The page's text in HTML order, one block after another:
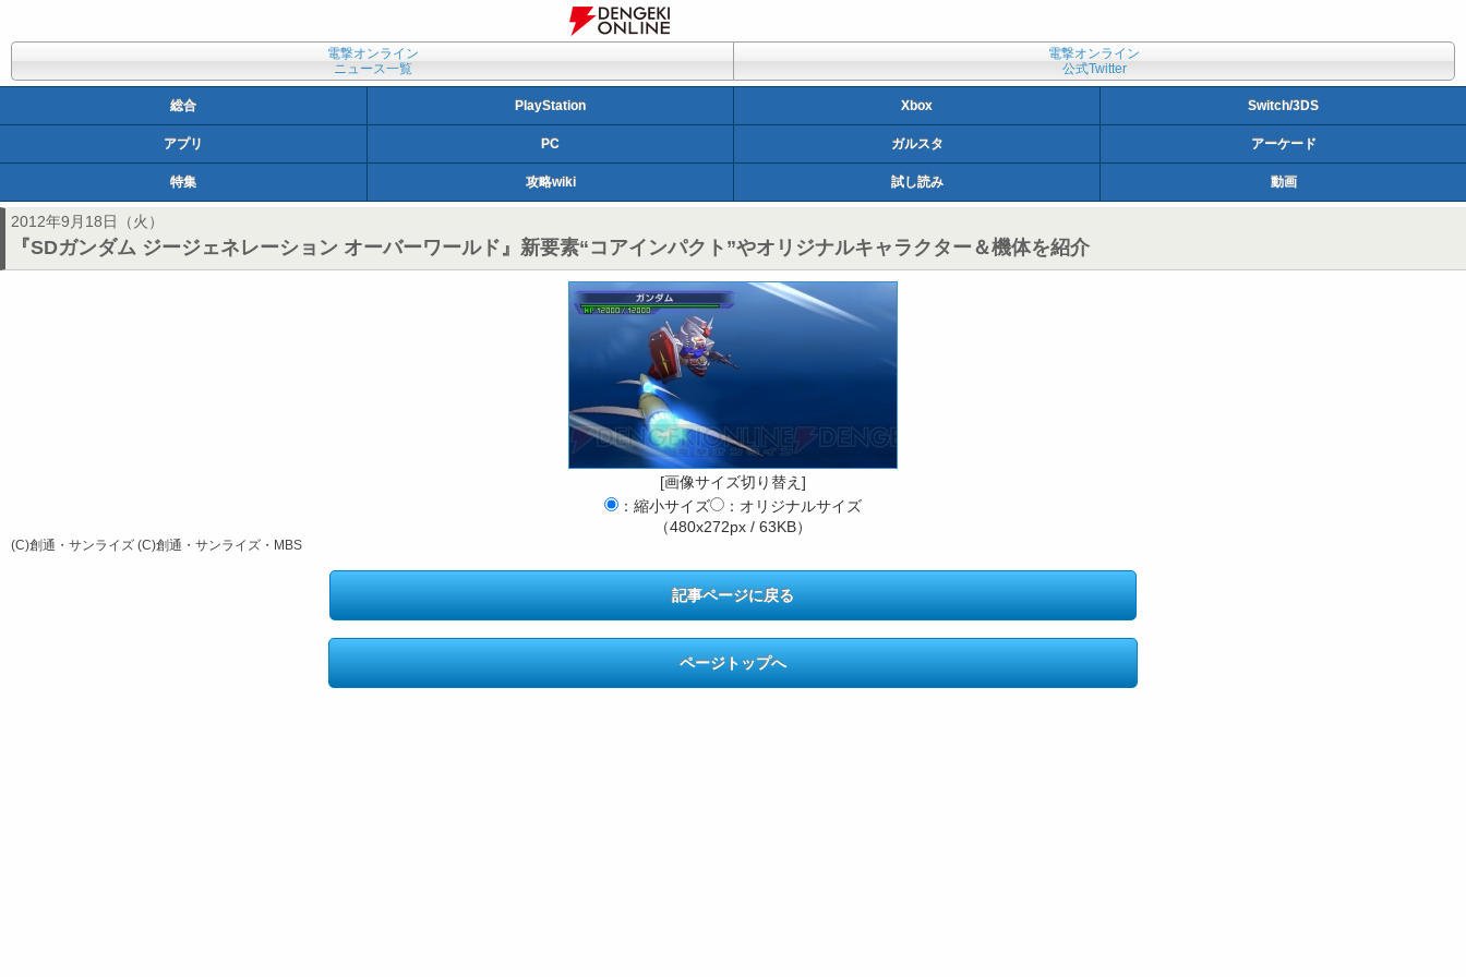
電撃オンライン
ニュース一覧
電撃オンライン
公式Twitter
総合 PlayStation Xbox Switch/3DS
アプリ PC ガルスタ アーケード
特集 攻略wiki 試し読み 動画
2012年9月18日（火）
『SDガンダム ジージェネレーション オーバーワールド』新要素“コアインパクト”やオリジナルキャラクター＆機体を紹介
[画像サイズ切り替え]
：縮小サイズ
：オリジナルサイズ
（480x272px / 63KB）
(C)創通・サンライズ (C)創通・サンライズ・MBS
記事ページに戻る
ページトップへ